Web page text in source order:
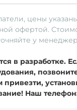
цены
офертой.
у
в разработке.
Наш